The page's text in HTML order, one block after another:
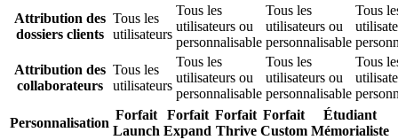
Attribution des
dossiers clients
Tous les
utilisateurs
Tous les
utilisateurs ou
personnalisable
Tous les
utilisateurs ou
personnalisable
Tous
Attribution des
collaborateurs
Tous les
utilisateurs
Tous les
utilisateurs ou
personnalisable
Tous les
utilisateurs ou
personnalisable
Tous
Personnalisation
Forfait
Launch
Forfait
Expand
Forfait
Thrive
Forfait
Custom
Étudiant
Mémorialiste